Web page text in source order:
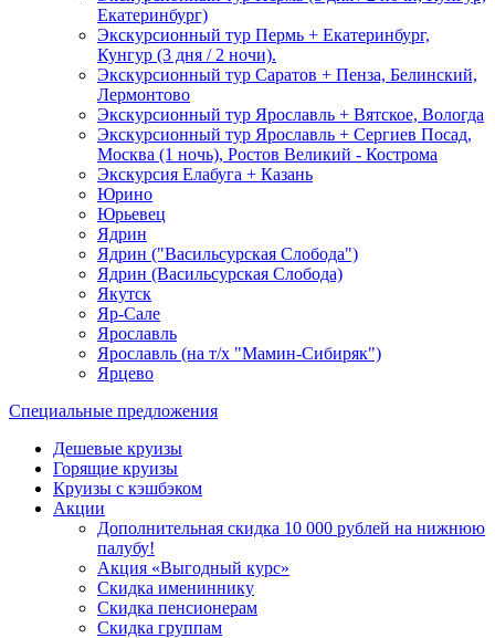
Екатеринбург)
Экскурсионный тур Пермь + Екатеринбург,
Кунгур (3 дня / 2 ночи).
Экскурсионный тур Саратов + Пенза, Белинский,
Лермонтово
Экскурсионный тур Ярославль + Вятское, Вологда
Экскурсионный тур Ярославль + Сергиев Посад,
Москва (1 ночь), Ростов Великий - Кострома
Экскурсия Елабуга + Казань
Юрино
Юрьевец
Ядрин
Ядрин ("Васильсурская Слобода")
Ядрин (Васильсурская Слобода)
Якутск
Яр-Сале
Ярославль
Ярославль (на т/х "Мамин-Сибиряк")
Ярцево
Специальные предложения
Дешевые круизы
Горящие круизы
Круизы с кэшбэком
Акции
Дополнительная скидка 10 000 рублей на нижнюю
палубу!
Акция «Выгодный курс»
Скидка имениннику
Скидка пенсионерам
Скидка группам